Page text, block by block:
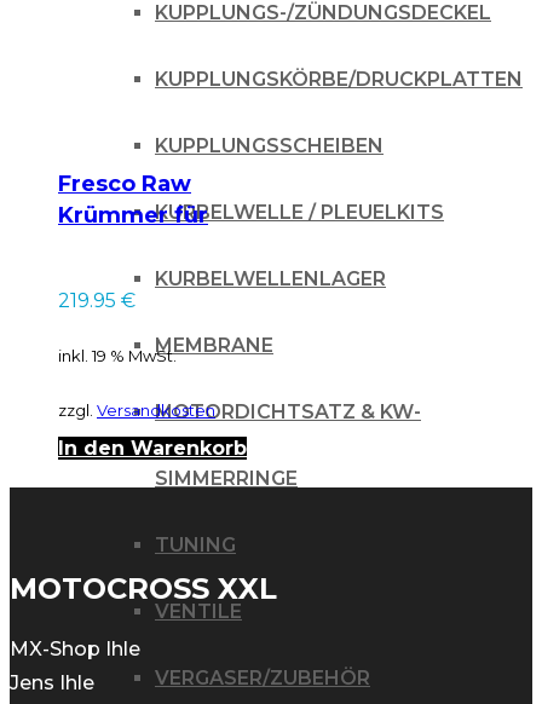
KUPPLUNGS-/ZÜNDUNGSDECKEL
KUPPLUNGSKÖRBE/DRUCKPLATTEN
KUPPLUNGSSCHEIBEN
KURBELWELLE / PLEUELKITS
KURBELWELLENLAGER
MEMBRANE
MOTORDICHTSATZ & KW-
SIMMERRINGE
TUNING
VENTILE
VERGASER/ZUBEHÖR
Fresco Raw
Krümmer für
300 20-23
219.95 €
inkl. 19 % MwSt.
zzgl. Versandkosten
In den Warenkorb
MOTOCROSS XXL
MX-Shop Ihle
Jens Ihle